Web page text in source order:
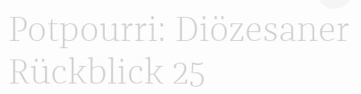
Potpourri: Diözesaner
Rückblick 25